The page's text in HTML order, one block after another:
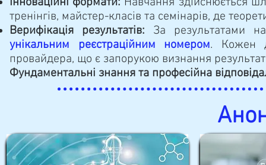
тренінгів, майстер-класів та семінарів, де
Верифікація результатів: За результатами
унікальним реєстраційним номером. Кожен
провайдера, що є запорукою визнання
Фундаментальні знання та професійна